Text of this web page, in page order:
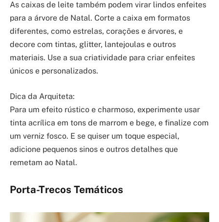
As caixas de leite também podem virar lindos enfeites
para a árvore de Natal. Corte a caixa em formatos
diferentes, como estrelas, corações e árvores, e
decore com tintas, glitter, lantejoulas e outros
materiais. Use a sua criatividade para criar enfeites
únicos e personalizados.
Dica da Arquiteta:
Para um efeito rústico e charmoso, experimente usar
tinta acrílica em tons de marrom e bege, e finalize com
um verniz fosco. E se quiser um toque especial,
adicione pequenos sinos e outros detalhes que
remetam ao Natal.
Porta-Trecos Temáticos